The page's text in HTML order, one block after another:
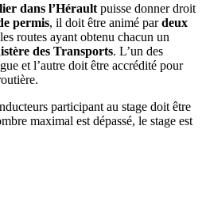
dans l’Hérault puisse donner droit
permis, il doit être animé pardeux
routes ayant obtenu chacun un
des Transports. L’un des
et l’autre doit être accrédité pour
participant au stage doit être
maximal est dépassé, le stage est